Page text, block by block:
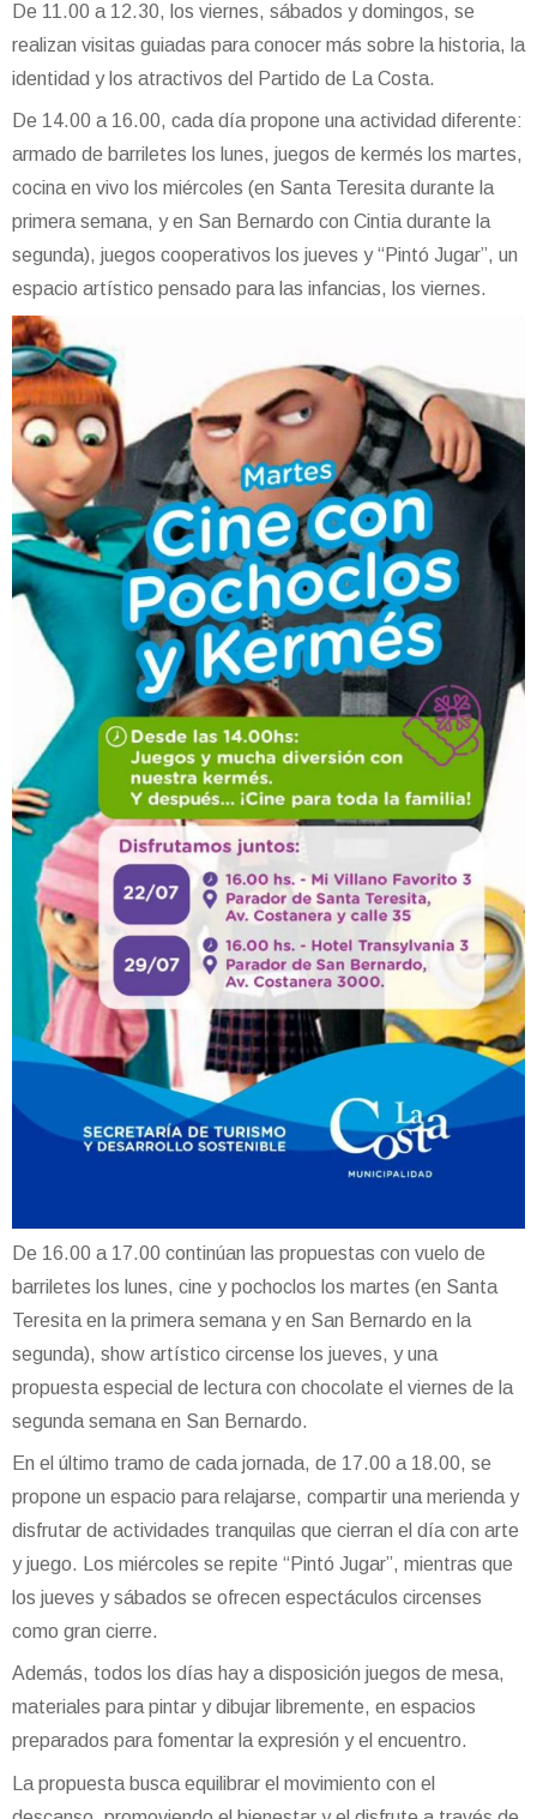
De 11.00 a 12.30, los viernes, sábados y domingos, se
realizan visitas guiadas para conocer más sobre la historia, la
identidad y los atractivos del Partido de La Costa.
De 14.00 a 16.00, cada día propone una actividad diferente:
armado de barriletes los lunes, juegos de kermés los martes,
cocina en vivo los miércoles (en Santa Teresita durante la
primera semana, y en San Bernardo con Cintia durante la
segunda), juegos cooperativos los jueves y “Pintó Jugar”, un
espacio artístico pensado para las infancias, los viernes.
De 16.00 a 17.00 continúan las propuestas con vuelo de
barriletes los lunes, cine y pochoclos los martes (en Santa
Teresita en la primera semana y en San Bernardo en la
segunda), show artístico circense los jueves, y una
propuesta especial de lectura con chocolate el viernes de la
segunda semana en San Bernardo.
En el último tramo de cada jornada, de 17.00 a 18.00, se
propone un espacio para relajarse, compartir una merienda y
disfrutar de actividades tranquilas que cierran el día con arte
y juego. Los miércoles se repite “Pintó Jugar”, mientras que
los jueves y sábados se ofrecen espectáculos circenses
como gran cierre.
Además, todos los días hay a disposición juegos de mesa,
materiales para pintar y dibujar libremente, en espacios
preparados para fomentar la expresión y el encuentro.
La propuesta busca equilibrar el movimiento con el